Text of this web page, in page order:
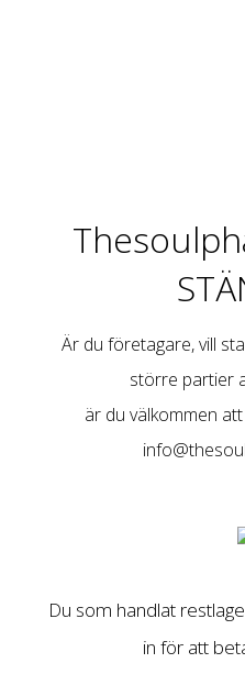
Är du företagare, vill
större partier
är du välkommen
Du som handlat
in för att